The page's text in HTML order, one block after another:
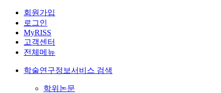
회원가입
로그인
MyRISS
고객센터
전체메뉴
학술연구정보서비스 검색
학위논문